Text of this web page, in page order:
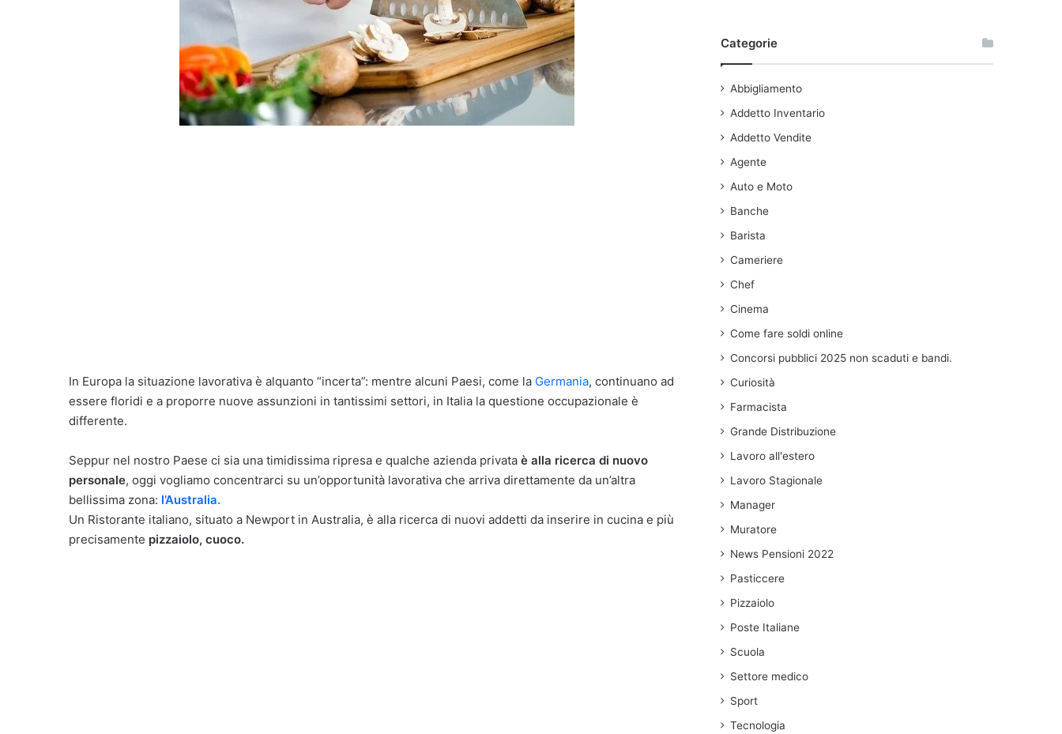
In Europa la situazione lavorativa è alquanto “incerta”: mentre alcuni Paesi, come la Germania, continuano ad
essere floridi e a proporre nuove assunzioni in tantissimi settori, in Italia la questione occupazionale è
differente.
Seppur nel nostro Paese ci sia una timidissima ripresa e qualche azienda privata è alla ricerca di nuovo
personale, oggi vogliamo concentrarci su un’opportunità lavorativa che arriva direttamente da un’altra
bellissima zona: l’Australia.
Un Ristorante italiano, situato a Newport in Australia, è alla ricerca di nuovi addetti da inserire in cucina e più
precisamente pizzaiolo, cuoco.
Categorie
Abbigliamento
Addetto Inventario
Addetto Vendite
Agente
Auto e Moto
Banche
Barista
Cameriere
Chef
Cinema
Come fare soldi online
Concorsi pubblici 2025 non scaduti e bandi.
Curiosità
Farmacista
Grande Distribuzione
Lavoro all'estero
Lavoro Stagionale
Manager
Muratore
News Pensioni 2022
Pasticcere
Pizzaiolo
Poste Italiane
Scuola
Settore medico
Sport
Tecnologia